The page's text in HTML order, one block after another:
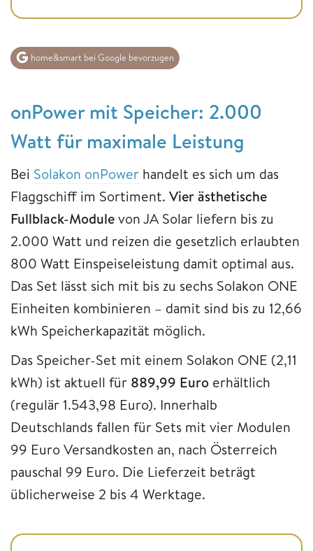
home&smart bei Google bevorzugen
onPower mit Speicher: 2.000
Watt für maximale Leistung
Bei Solakon onPower handelt es sich um das
Flaggschiff im Sortiment. Vier ästhetische
Fullblack-Modulevon JA Solar liefern bis zu
2.000 Watt und reizen die gesetzlich erlaubten
800 Watt Einspeiseleistung damit optimal aus.
Das Set lässt sich mit bis zu sechs Solakon ONE
Einheiten kombinieren – damit sind bis zu 12,66
kWh Speicherkapazität möglich.
Das Speicher-Set mit einem Solakon ONE (2,11
kWh) ist aktuell für 889,99 Euro erhältlich
(regulär 1.543,98 Euro). Innerhalb
Deutschlands fallen für Sets mit vier Modulen
99 Euro Versandkosten an, nach Österreich
pauschal 99 Euro. Die Lieferzeit beträgt
üblicherweise 2 bis 4 Werktage.